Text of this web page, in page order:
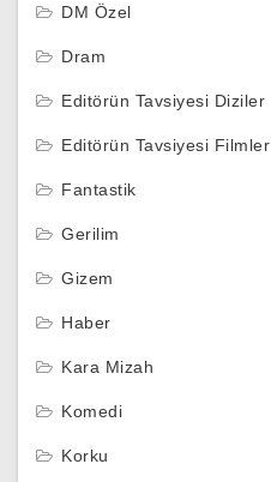
DM Özel
Dram
Editörün Tavsiyesi Diziler
Editörün Tavsiyesi Filmler
Fantastik
Gerilim
Gizem
Haber
Kara Mizah
Komedi
Korku